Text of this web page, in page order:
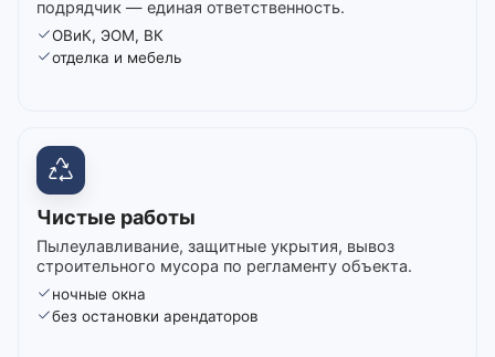
подрядчик — единая ответственность.
ОВиК, ЭОМ, ВК
отделка и мебель
Чистые работы
Пылеулавливание, защитные укрытия, вывоз
строительного мусора по регламенту объекта.
ночные окна
без остановки арендаторов